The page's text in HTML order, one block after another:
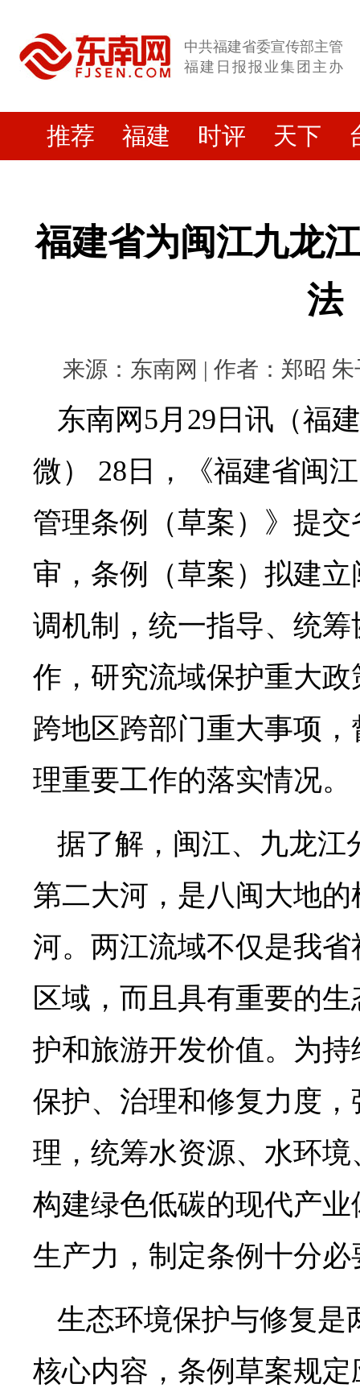
中共福建省委宣传部主管
福建日报报业集团主办
推荐 福建 时评 天下
福建省为闽江九龙
法
来源：东南网 | 作者：郑昭 朱
东南网5月29日讯（福
微） 28日，《福建省闽
管理条例（草案）》提
审，条例（草案）拟建
调机制，统一指导、统
作，研究流域保护重大
跨地区跨部门重大事项
理重要工作的落实情况。
据了解，闽江、九龙江
第二大河，是八闽大地
河。两江流域不仅是我
区域，而且具有重要的
护和旅游开发价值。为
保护、治理和修复力度
理，统筹水资源、水环
构建绿色低碳的现代产
生产力，制定条例十分必
生态环境保护与修复是
核心内容，条例草案规